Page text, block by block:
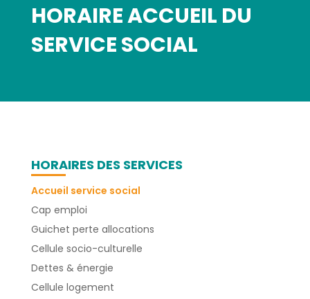
HORAIRE ACCUEIL DU
SERVICE SOCIAL
HORAIRES DES SERVICES
Accueil service social
Cap emploi
Guichet perte allocations
Cellule socio-culturelle
Dettes & énergie
Cellule logement